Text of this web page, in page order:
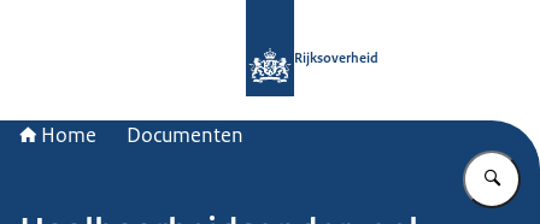
Rijksoverheid
Home Documenten